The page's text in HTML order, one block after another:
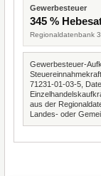
Gewerbesteuer
345 %
Regionaldatenbank
Gewerbesteuer-
71231-01-03-5,
aus der
Landes- oder